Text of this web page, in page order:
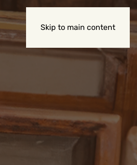
Skip to main content